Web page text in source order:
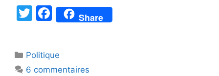
T
er
F
a
e
Share
Catégories
Politique
6 commentaires